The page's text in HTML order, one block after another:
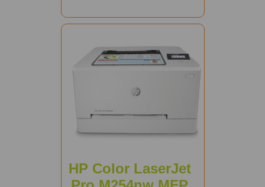
HP Color LaserJet